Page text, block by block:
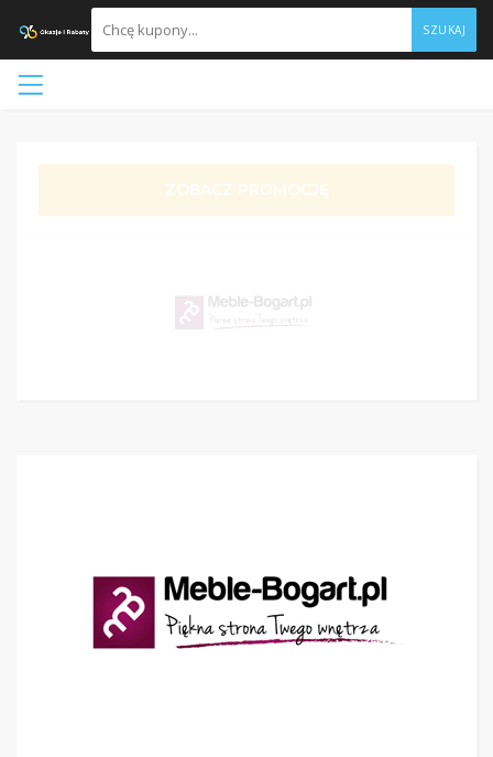
SZUKAJ
ZOBACZ PROMOCJĘ